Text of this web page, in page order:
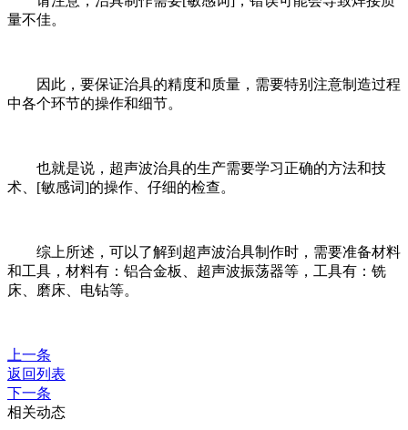
量不佳。
因此，要保证治具的精度和质量，需要特别注意制造过程
中各个环节的操作和细节。
也就是说，超声波治具的生产需要学习正确的方法和技
术、[敏感词]的操作、仔细的检查。
综上所述，可以了解到超声波治具制作时，需要准备材料
和工具，材料有：铝合金板、超声波振荡器等，工具有：铣
床、磨床、电钻等。
上一条
返回列表
下一条
相关动态